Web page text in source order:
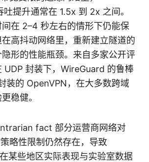
提升通常在 1.5x 到 2x 之间。
在 2–4 秒左右的情形下仍能保
高抖动网络里，重新建立隧道的
形的性能瓶颈。来自多家公开评
UDP 封装下，WireGuard 的鲁棒
装的 OpenVPN，在大多数跨域
稳健。
fact 部分运营商网络对
略性限制仍然存在，导致
某些地区实际表现与实验室数据